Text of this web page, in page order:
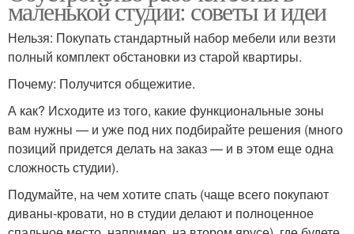
маленькой студии: советы и идеи
Нельзя: Покупать стандартный набор мебели или везти
полный комплект обстановки из старой квартиры.
Почему: Получится общежитие.
А как? Исходите из того, какие функциональные зоны
вам нужны — и уже под них подбирайте решения (много
позиций придется делать на заказ — и в этом еще одна
сложность студии).
Подумайте, на чем хотите спать (чаще всего покупают
диваны-кровати, но в студии делают и полноценное